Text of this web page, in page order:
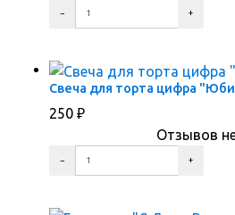
Свеча для торта цифра
250 ₽
Отзывов